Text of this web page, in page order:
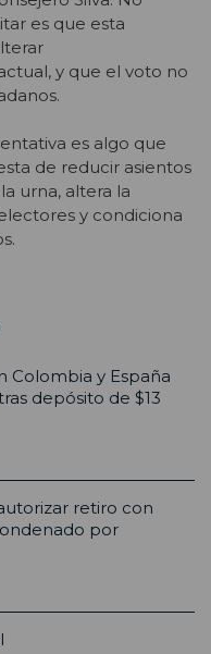
es que esta
y que el voto no
es algo que
de reducir asientos
urna, altera la
y condiciona
Colombia y España
depósito de $13
retiro con
por